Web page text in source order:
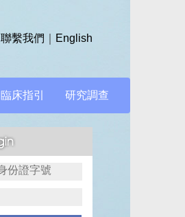
聯繫我們 English
臨床指引 研究調查